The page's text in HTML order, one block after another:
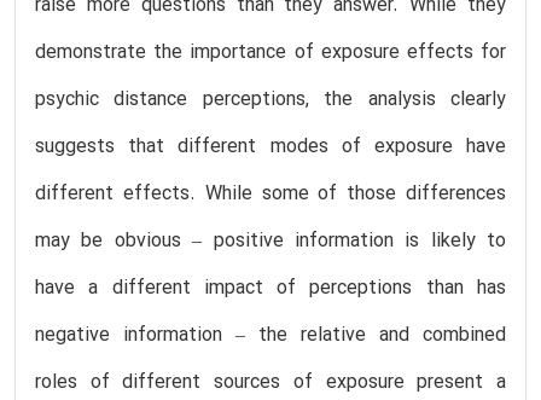
demonstrate the importance of exposure effects for
psychic distance perceptions, the analysis clearly
suggests that different modes of exposure have
different effects. While some of those differences
may be obvious – positive information is likely to
have a different impact of perceptions than has
negative information – the relative and combined
roles of different sources of exposure present a